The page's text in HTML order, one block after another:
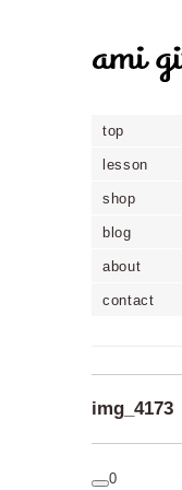
top
lesson
shop
blog
about
contact
img_4173
0